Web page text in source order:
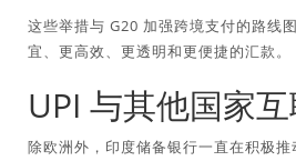
这些举措与 G20 加强跨境支付的路线
宜、更高效、更透明和更便捷的汇款。
UPI 与其他国家
除欧洲外，印度储备银行一直在积极